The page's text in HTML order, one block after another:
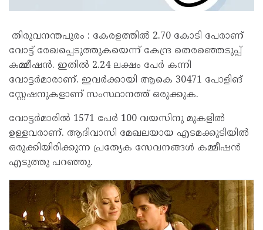
തിരുവനന്തപുരം : കേരളത്തിൽ 2.70 കോടി പേരാണ്
വോട്ട് രേഖപ്പെടുത്തുകയെന്ന് കേന്ദ്ര തെരഞ്ഞെടുപ്പ്
കമ്മീഷൻ. ഇതിൽ 2.24 ലക്ഷം പേർ കന്നി
വോട്ടർമാരാണ്. ഇവർക്കായി ആകെ 30471 പോളിങ്
സ്റ്റേഷനുകളാണ് സംസ്ഥാനത്ത് ഒരുക്കുക.
വോട്ടർമാരിൽ 1571 പേർ 100 വയസിനു മുകളിൽ
ഉള്ളവരാണ്. ആദിവാസി മേഖലയായ എടമക്കുടിയിൽ
ഒരുക്കിയിരിക്കുന്ന പ്രത്യേക സേവനങ്ങൾ കമ്മീഷൻ
എടുത്തു പറഞ്ഞു.